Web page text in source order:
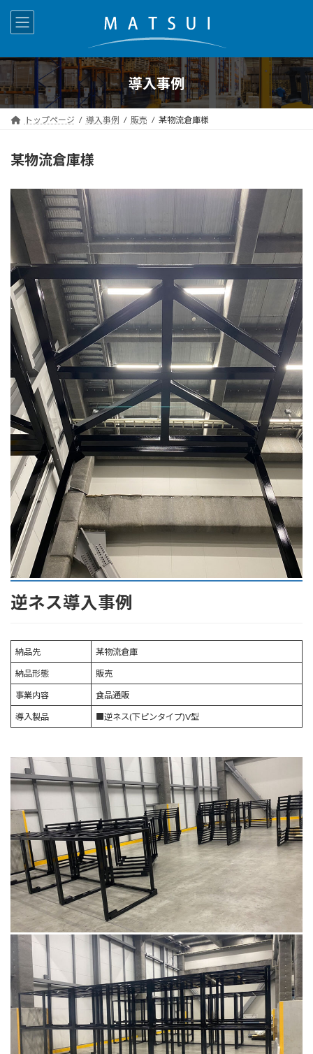
ツ
へ
ス
キ
シ
ョ
ン
に
導入事例
トップページ 導入事例 販売 某物流倉庫様
某物流倉庫様
逆ネス導入事例
納品先 某物流倉庫
納品形態 販売
事業内容 食品通販
導入製品 ■逆ネス(下ピンタイプ)V型